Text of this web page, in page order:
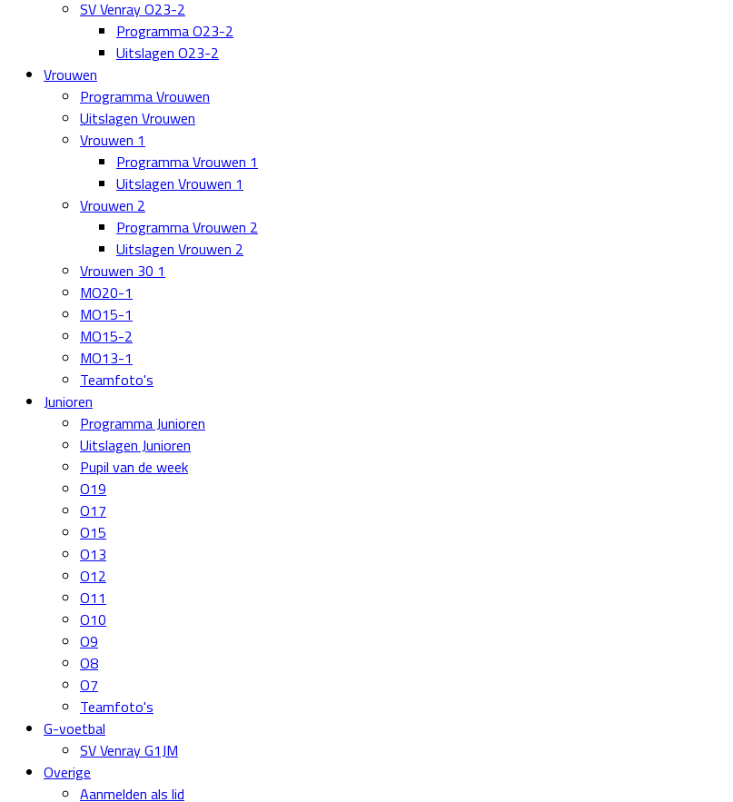
SV Venray O23-2
Programma O23-2
Uitslagen O23-2
Vrouwen
Programma Vrouwen
Uitslagen Vrouwen
Vrouwen 1
Programma Vrouwen 1
Uitslagen Vrouwen 1
Vrouwen 2
Programma Vrouwen 2
Uitslagen Vrouwen 2
Vrouwen 30 1
MO20-1
MO15-1
MO15-2
MO13-1
Teamfoto's
Junioren
Programma Junioren
Uitslagen Junioren
Pupil van de week
O19
O17
O15
O13
O12
O11
O10
O9
O8
O7
Teamfoto's
G-voetbal
SV Venray G1JM
Overige
Aanmelden als lid